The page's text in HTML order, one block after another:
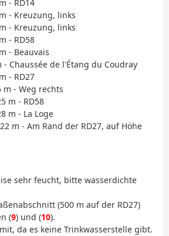
- RD14
- Kreuzung, links
- Kreuzung, links
- RD58
- Beauvais
- Chaussée de l'Étang du Coudray
- RD27
m - Weg rechts
m - RD58
m - La Loge
m - Am Rand der RD27, auf Höhe
sehr feucht, bitte wasserdichte
(500 m auf der RD27)
(9) und (10).
da es keine Trinkwasserstelle gibt.